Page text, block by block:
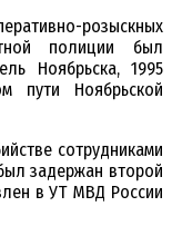
розыскных
полиции был
Ноябрьска, 1995
пути Ноябрьской
сотрудниками
задержан второй
в УТ МВД России